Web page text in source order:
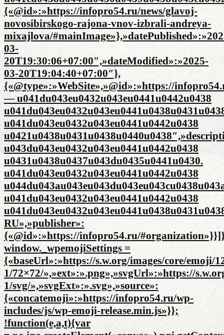
{«@id»:»https://infopro54.ru/news/glavoj-
novosibirskogo-rajona-vnov-izbrali-andreya-
mixajlova/
03-
20T19:30:06+07:00″,»dateModified»:»2025-
03-20T19:04:40+07:00″},
{«@type»:»WebSite»,»@id»:»https://
— u041du043eu0432u043eu0441u0442u0438
u041du043eu0432u043eu0441u0442u0438
u043du043eu0432u043eu0441u0442u0438
u0431u0438u0437u043du0435u0441u0430.
u041du043eu0432u043eu0441u0442u0438
u041du043eu0432u043eu0441u0442u0438
RU»,»publisher»:
{«@id»:»https://infopro54.ru/
window._wpemojiSettings =
{«baseUrl»:»https://s.w.org/images/core/emoji/
1/72×72/»,»ext»:».png»,»svgUrl»:»https://
1/svg/»,»svgExt»:».svg»,»source»:
{«concatemoji»:»https://infopro54.ru/wp-
includes/js/wp-emoji-release.min.js»}};
!function(e,a,t){var